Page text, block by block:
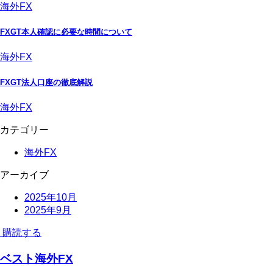
海外FX
FXGT本人確認に必要な時間について
海外FX
FXGT法人口座の徹底解説
海外FX
カテゴリー
海外FX
アーカイブ
2025年10月
2025年9月
購読する
ベスト海外FX